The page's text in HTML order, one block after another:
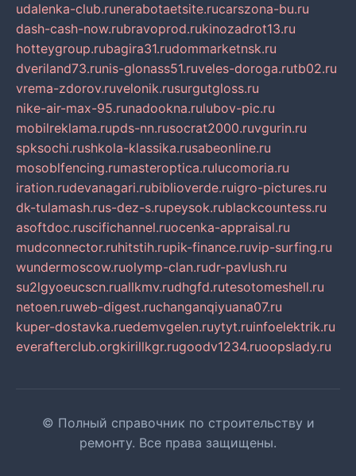
udalenka-club.runerabotaetsite.rucarszona-bu.ru
dash-cash-now.rubravoprod.rukinozadrot13.ru
hotteygroup.rubagira31.rudommarketnsk.ru
dveriland73.runis-glonass51.ruveles-doroga.rutb02.ru
vrema-zdorov.ruvelonik.rusurgutgloss.ru
nike-air-max-95.runadookna.rulubov-pic.ru
mobilreklama.rupds-nn.rusocrat2000.ruvgurin.ru
spksochi.rushkola-klassika.rusabeonline.ru
mosoblfencing.rumasteroptica.rulucomoria.ru
iration.rudevanagari.rubiblioverde.ruigro-pictures.ru
dk-tulamash.rus-dez-s.rupeysok.rublackcountess.ru
asoftdoc.ruscifichannel.ruocenka-appraisal.ru
mudconnector.ruhitstih.rupik-finance.ruvip-surfing.ru
wundermoscow.ruolymp-clan.rudr-pavlush.ru
su2lgyoeucscn.ruallkmv.rudhgfd.rutesotomeshell.ru
netoen.ruweb-digest.ruchanganqiyuana07.ru
kuper-dostavka.ruedemvgelen.ruytyt.ruinfoelektrik.ru
everafterclub.orgkirillkgr.rugoodv1234.ruoopslady.ru
© Полный справочник по строительству и
ремонту. Все права защищены.